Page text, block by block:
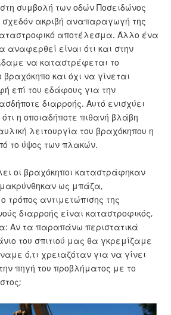
συμβολή των οδών Ποσειδώνος
σχεδόν ακριβή αναπαραγωγή της
αποτέλεσμα. Άλλο ένα
αναφερθεί είναι ότι και στην
να καταστρέφεται το
και όχι να γίνεται
επί του εδάφους για την
διαρροής. Αυτό ενισχύει
η οποιαδήποτε πιθανή βλάβη
λειτουργία του βραχόκηπου η
το ύψος των πλακών.
οι βραχόκηποι καταστράφηκαν
ως μπάζα,
τρόπος αντιμετώπισης της
διαρροής είναι καταστροφικός,
Αν τα παραπάνω περιστατικά
του σπιτιού μας θα γκρεμίζαμε
ό,τι χρειαζόταν για να γίνει
πηγή του προβλήματος με το